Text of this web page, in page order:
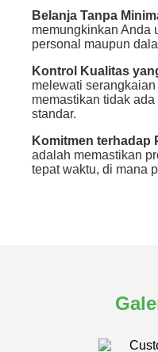
Belanja Tanpa
memungkinkan Anda
personal maupun
Kontrol Kualitas
melewati
memastikan tidak
standar.
Komitmen terhadap
adalah memastikan
tepat waktu, di mana